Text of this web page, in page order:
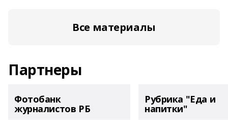
Все материалы
Партнеры
Фотобанк
журналистов РБ
Рубрика "Еда и
напитки"